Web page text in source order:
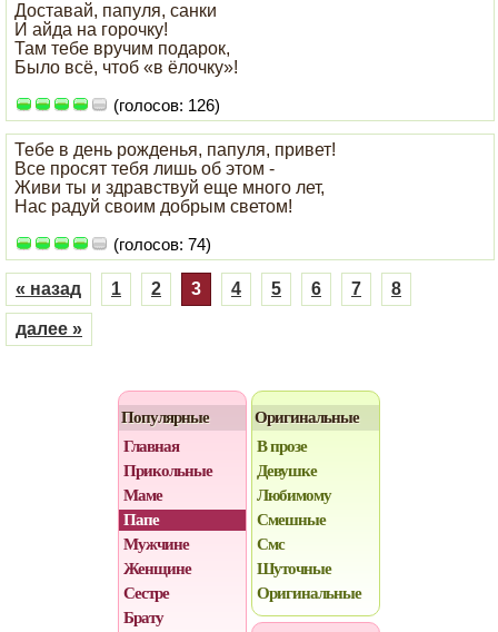
Доставай, папуля, санки
И айда на горочку!
Там тебе вручим подарок,
Было всё, чтоб «в ёлочку»!
(голосов: 126)
Тебе в день рожденья, папуля, привет!
Все просят тебя лишь об этом -
Живи ты и здравствуй еще много лет,
Нас радуй своим добрым светом!
(голосов: 74)
« назад 1 2 3 4 5 6 7 8
далее »
Популярные
Главная
Прикольные
Маме
Папе
Мужчине
Женщине
Сестре
Брату
Оригинальные
В прозе
Девушке
Любимому
Смешные
Смс
Шуточные
Оригинальные